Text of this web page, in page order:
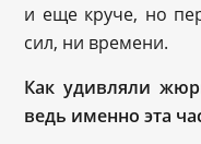
и еще круче, но
сил, ни времени.
Как удивляли
ведь именно эта